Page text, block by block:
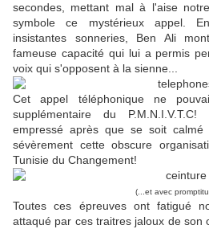
secondes, mettant mal à l'aise
symbole ce mystérieux appel.
insistantes sonneries, Ben Ali
fameuse capacité qui lui a permis
voix qui s'opposent à la sienne...
Cet appel téléphonique ne
supplémentaire du
empressé après que se soit
sévèrement cette obscure
Tunisie du Changement!
(...et avec
Toutes ces épreuves ont fatigué
attaqué par ces traitres jaloux de